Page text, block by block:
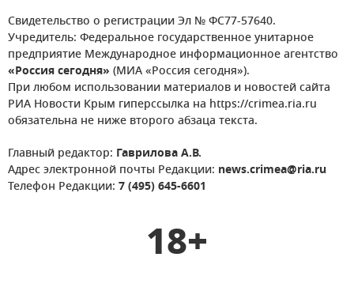
Свидетельство о регистрации Эл № ФС77-57640.
Учредитель: Федеральное государственное унитарное
предприятие Международное информационное агентство
«Россия сегодня» (МИА «Россия сегодня»).
При любом использовании материалов и новостей сайта
РИА Новости Крым гиперссылка на https://crimea.ria.ru
обязательна не ниже второго абзаца текста.
Главный редактор: Гаврилова А.В.
Адрес электронной почты Редакции: news.crimea@ria.ru
Телефон Редакции: 7 (495) 645-6601
18+